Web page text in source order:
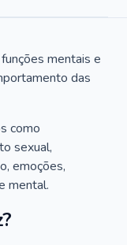
mentais e
das
como
sexual,
emoções,
mental.